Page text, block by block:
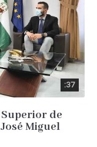
:37
de
Miguel